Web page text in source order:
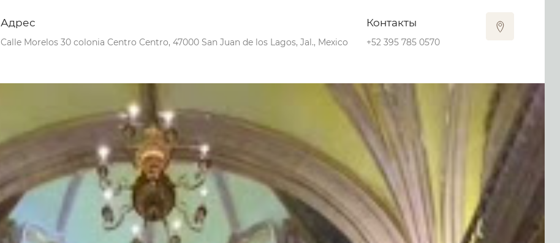
Адрес
Calle Morelos 30 colonia Centro Centro, 47000 San Juan de los Lagos, Jal., Mexico
Контакты
+52 395 785 0570